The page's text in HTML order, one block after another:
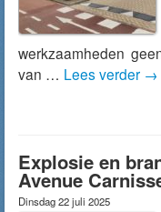
werkzaamheden
van … Lees verder →
Explosie en
Avenue
Dinsdag 22 juli 2025